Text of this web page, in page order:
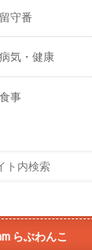
守番
気・健康
事
らぶわんこ